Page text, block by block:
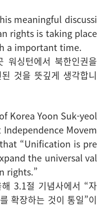
meaningful discussi
rights is taking place
a important time.
워싱턴에서 북한인권을
것을 뜻깊게 생각합니
Korea Yoon Suk-yeol
Movem
“Unification is pre
the universal val
rights.”
3.1절 기념사에서 “자
확장하는 것이 통일”이